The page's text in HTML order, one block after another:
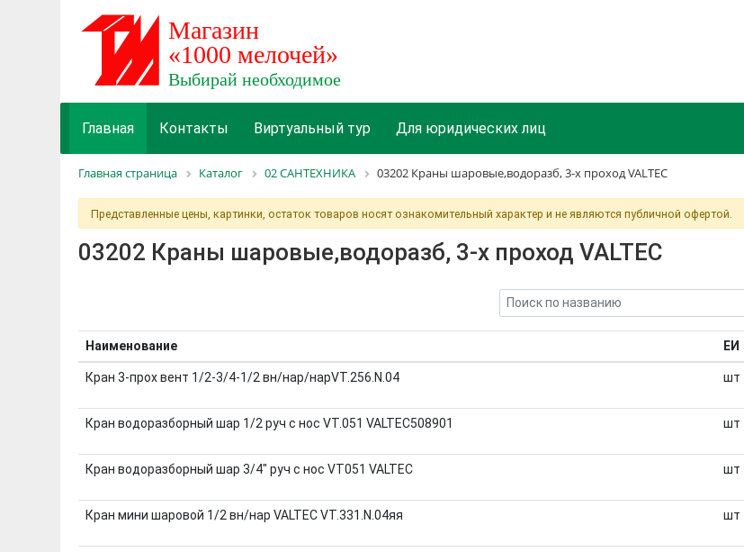
Главная Контакты Виртуальный тур Для юридических лиц
Главная страница Каталог 02 САНТЕХНИКА 03202 Краны шаровые,водоразб, 3-х проход VALTEC
Представленные цены, картинки, остаток товаров носят ознакомительный характер и не являются публичной офертой.
03202 Краны шаровые,водоразб, 3-х проход VALTEC
Наименование ЕИ
Кран 3-прох вент 1/2-3/4-1/2 вн/нар/нарVT.256.N.04 шт
Кран водоразборный шар 1/2 руч с нос VT.051 VALTEC508901 шт
Кран водоразборный шар 3/4" руч с нос VT051 VALTEC шт
Кран мини шаровой 1/2 вн/нар VALTEC VT.331.N.04яя шт